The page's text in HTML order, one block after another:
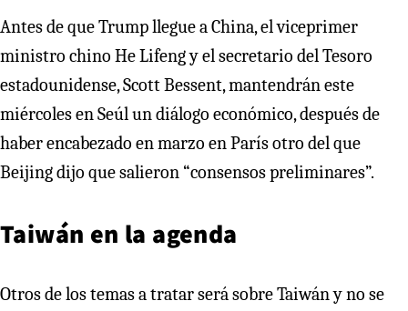
Antes de que Trump llegue a China, el viceprimer
ministro chino He Lifeng y el secretario del Tesoro
estadounidense, Scott Bessent, mantendrán este
miércoles en Seúl un diálogo económico, después de
haber encabezado en marzo en París otro del que
Beijing dijo que salieron “consensos preliminares”.
Taiwán en la agenda
Otros de los temas a tratar será sobre Taiwán y no se